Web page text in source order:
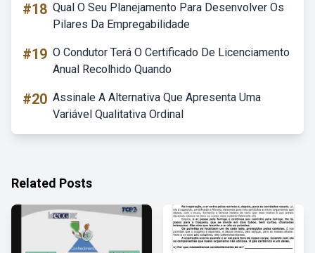
#18 Qual O Seu Planejamento Para Desenvolver Os
Pilares Da Empregabilidade
#19 O Condutor Terá O Certificado De Licenciamento
Anual Recolhido Quando
#20 Assinale A Alternativa Que Apresenta Uma
Variável Qualitativa Ordinal
Related Posts